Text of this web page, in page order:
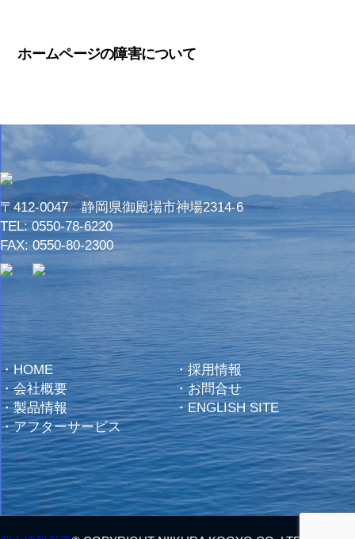
ホームページの障害について
〒412-0047 静岡県御殿場市神場2314-6
TEL:0550-78-6220
FAX: 0550-80-2300
・HOME
・会社概要
・製品情報
・アフターサービス
・採用情報
・お問合せ
・ENGLISH SITE